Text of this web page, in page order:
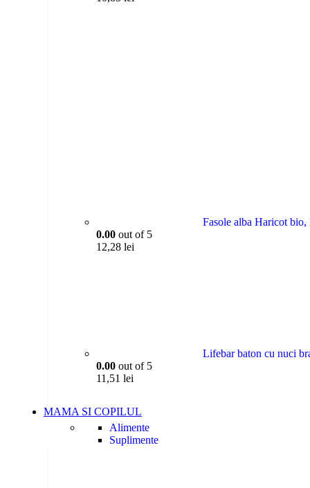
Fasole alba Haricot
0.00 out of 5
12,28 lei
Lifebar baton cu nuci
0.00 out of 5
11,51 lei
MAMA SI COPILUL
Alimente
Suplimente